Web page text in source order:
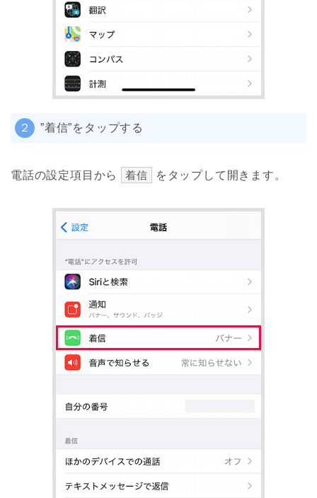
２ ”着信”をタップする
電話の設定項目から 着信 をタップして開きます。